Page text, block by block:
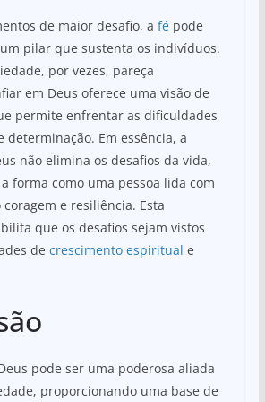
de maior desafio, a fépode
pilar que sustenta os indivíduos.
por vezes, pareça
em Deus oferece uma visão de
permite enfrentar as dificuldades
determinação. Em essência, a
não elimina os desafios da vida,
forma como uma pessoa lida com
e resiliência. Esta
que os desafios sejam vistos
de crescimento espiritual e
pode ser uma poderosa aliada
proporcionando uma base de